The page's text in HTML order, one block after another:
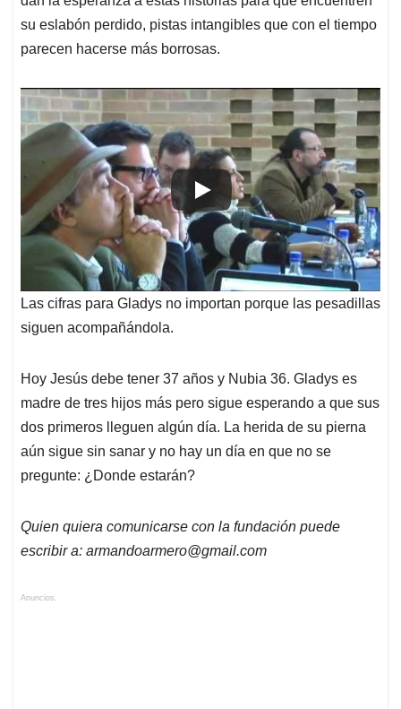
su eslabón perdido, pistas intangibles que con el tiempo
parecen hacerse más borrosas.
Las cifras para Gladys no importan porque las pesadillas
siguen acompañándola.
Hoy Jesús debe tener 37 años y Nubia 36. Gladys es
madre de tres hijos más pero sigue esperando a que sus
dos primeros lleguen algún día. La herida de su pierna
aún sigue sin sanar y no hay un día en que no se
pregunte: ¿Donde estarán?
Quien quiera comunicarse con la fundación puede
escribir a: armandoarmero@gmail.com
Anuncios.